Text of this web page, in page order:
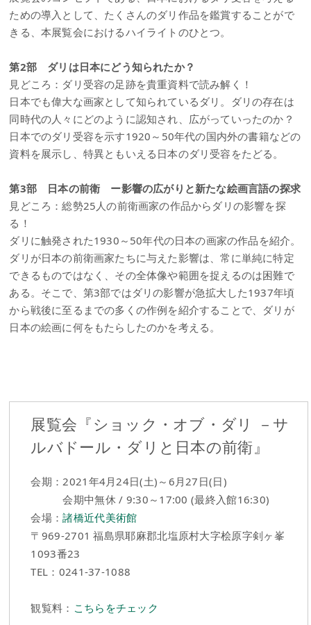
ための導入として、たくさんのダリ作品を鑑賞することがで
きる、本展覧会におけるハイライトのひとつ。
第2部 ダリは日本にどう知られたか？
見どころ：ダリ受容の足跡を貴重資料で読み解く！
日本でも偉大な画家として知られているダリ。ダリの存在は
同時代の人々にどのように認知され、広がっていったのか？
日本でのダリ受容を示す1920～50年代の国内外の書籍などの
資料を展示し、特異ともいえる日本のダリ受容をたどる。
第3部 日本の前衛 ー影響の広がりと新たな絵画言語の探求
見どころ：総勢25人の前衛画家の作品からダリの影響を探
る！
ダリに触発された1930～50年代の日本の画家の作品を紹介。
ダリが日本の前衛画家たちに与えた影響は、常に単純に特定
できるものではなく、その全体像や範囲を捉えるのは困難で
ある。そこで、第3部ではダリの影響が急拡大した1937年頃
から戦後に至るまでの多くの作例を紹介することで、ダリが
日本の絵画に何をもたらしたのかを考える。
展覧会『ショック・オブ・ダリ －サ
ルバドール・ダリと日本の前衛』
会期：2021年4月24日(土)～6月27日(日)
会期中無休 / 9:30～17:00 (最終入館16:30)
会場：諸橋近代美術館
〒969-2701 福島県耶麻郡北塩原村大字桧原字剣ヶ峯
1093番23
TEL：0241-37-1088
観覧料： こちらをチェック